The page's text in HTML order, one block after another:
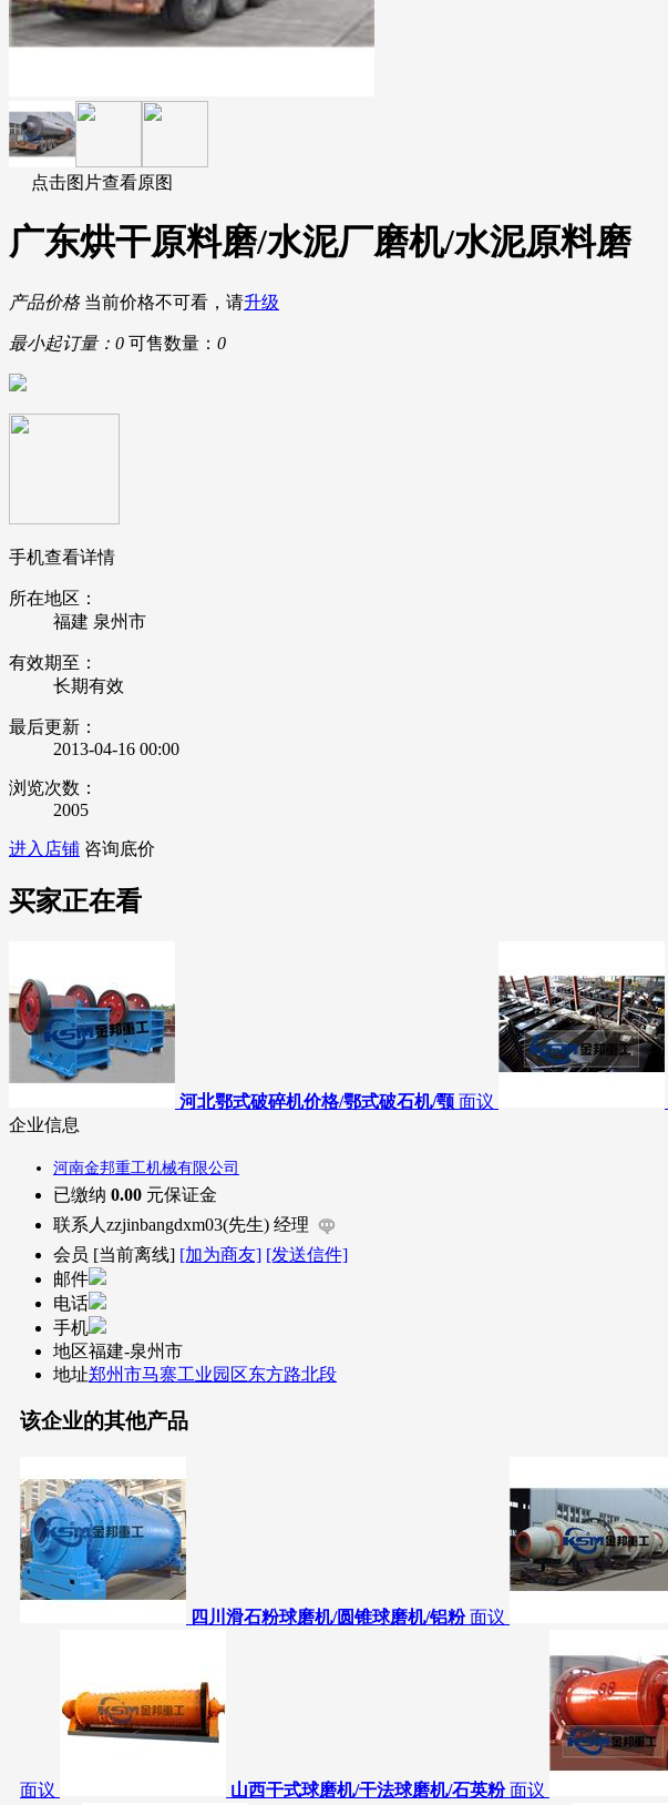
点击图片查看原图
广东烘干原料磨/水泥厂磨机/水泥原料磨
产品价格当前价格不可看，请升级
最小起订量： 0 可售数量： 0
手机查看详情
所在地区：
福建 泉州市
有效期至：
长期有效
最后更新：
2013-04-16 00:00
浏览次数：
2005
进入店铺 咨询底价
买家正在看
河北鄂式破碎机价格/鄂式破石机/颚 面议
企业信息
河南金邦重工机械有限公司
已缴纳 0.00 元保证金
联系人 zzjinbangdxm03(先生) 经理
会员 [当前离线] [加为商友] [发送信件]
邮件
电话
手机
地区福建-泉州市
地址郑州市马寨工业园区东方路北段
该企业的其他产品
四川滑石粉球磨机/圆锥球磨机/铝粉 面议
面议 山西干式球磨机/干法球磨机/石英粉 面议